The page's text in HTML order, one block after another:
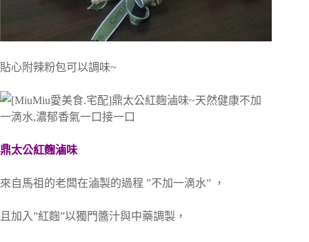
貼心附辣粉包可以調味~
鼎太公紅麴滷味
來自馬祖的老闆在滷製的過程 ”不加一滴水” ，
且加入”紅麴”以獨門醬汁與中藥調製，